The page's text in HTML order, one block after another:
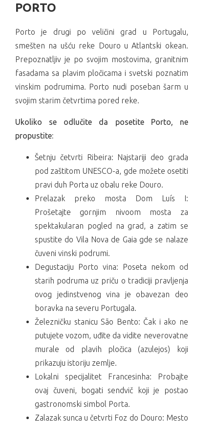
PORTO
Porto je drugi po veličini grad u Portugalu,
smešten na ušću reke Douro u Atlantski okean.
Prepoznatljiv je po svojim mostovima, granitnim
fasadama sa plavim pločicama i svetski poznatim
vinskim podrumima. Porto nudi poseban šarm u
svojim starim četvrtima pored reke.
Ukoliko se odlučite da posetite Porto, ne
propustite:
Šetnju četvrti Ribeira: Najstariji deo grada
pod zaštitom UNESCO-a, gde možete osetiti
pravi duh Porta uz obalu reke Douro.
Prelazak preko mosta Dom Luís I:
Prošetajte gornjim nivoom mosta za
spektakularan pogled na grad, a zatim se
spustite do Vila Nova de Gaia gde se nalaze
čuveni vinski podrumi.
Degustaciju Porto vina: Poseta nekom od
starih podruma uz priču o tradiciji pravljenja
ovog jedinstvenog vina je obavezan deo
boravka na severu Portugala.
Železničku stanicu São Bento: Čak i ako ne
putujete vozom, uđite da vidite neverovatne
murale od plavih pločica (azulejos) koji
prikazuju istoriju zemlje.
Lokalni specijalitet Francesinha: Probajte
ovaj čuveni, bogati sendvič koji je postao
gastronomski simbol Porta.
Zalazak sunca u četvrti Foz do Douro: Mesto